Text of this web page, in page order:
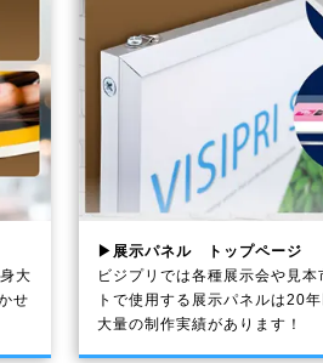
大
せ
▶展示パネル トップページ
ビジプリでは各種展示会や見本
トで使用する展示パネルは20
大量の制作実績があります！